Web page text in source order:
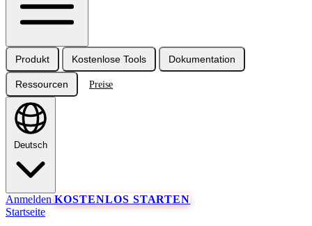
Produkt Kostenlose Tools Dokumentation
Ressourcen Preise
Deutsch
Anmelden KOSTENLOS STARTEN
Startseite